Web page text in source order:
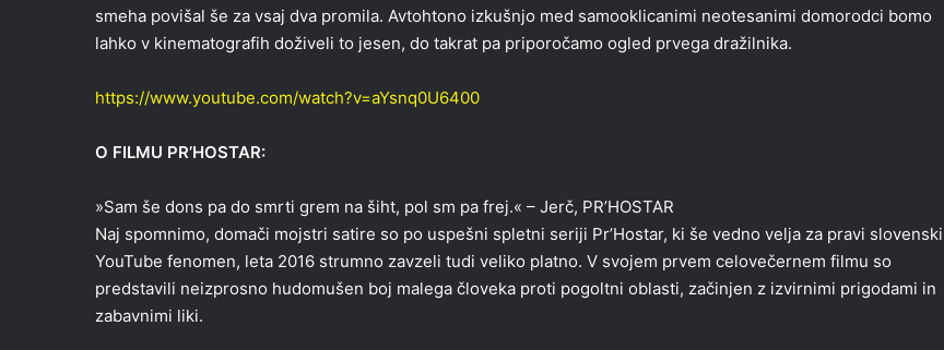
smeha povišal še za vsaj dva promila. Avtohtono izkušnjo med samooklicanimi neotesanimi domorodci bomo
lahko v kinematografih doživeli to jesen, do takrat pa priporočamo ogled prvega dražilnika.
https://www.youtube.com/watch?v=aYsnq0U6400
O FILMU PR’HOSTAR:
»Sam še dons pa do smrti grem na šiht, pol sm pa frej.« – Jerč, PR’HOSTAR
Naj spomnimo, domači mojstri satire so po uspešni spletni seriji Pr’Hostar, ki še vedno velja za pravi slovenski
YouTube fenomen, leta 2016 strumno zavzeli tudi veliko platno. V svojem prvem celovečernem filmu so
predstavili neizprosno hudomušen boj malega človeka proti pogoltni oblasti, začinjen z izvirnimi prigodami in
zabavnimi liki.